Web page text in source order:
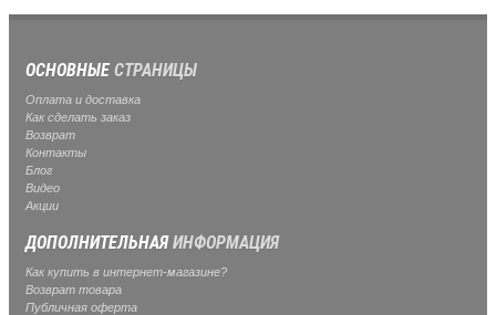
ОСНОВНЫЕСТРАНИЦЫ
Оплата и доставка
Как сделать заказ
Возврат
Контакты
Блог
Видео
Акции
ДОПОЛНИТЕЛЬНАЯИНФОРМАЦИЯ
Как купить в интернет-магазине?
Возврат товара
Публичная оферта